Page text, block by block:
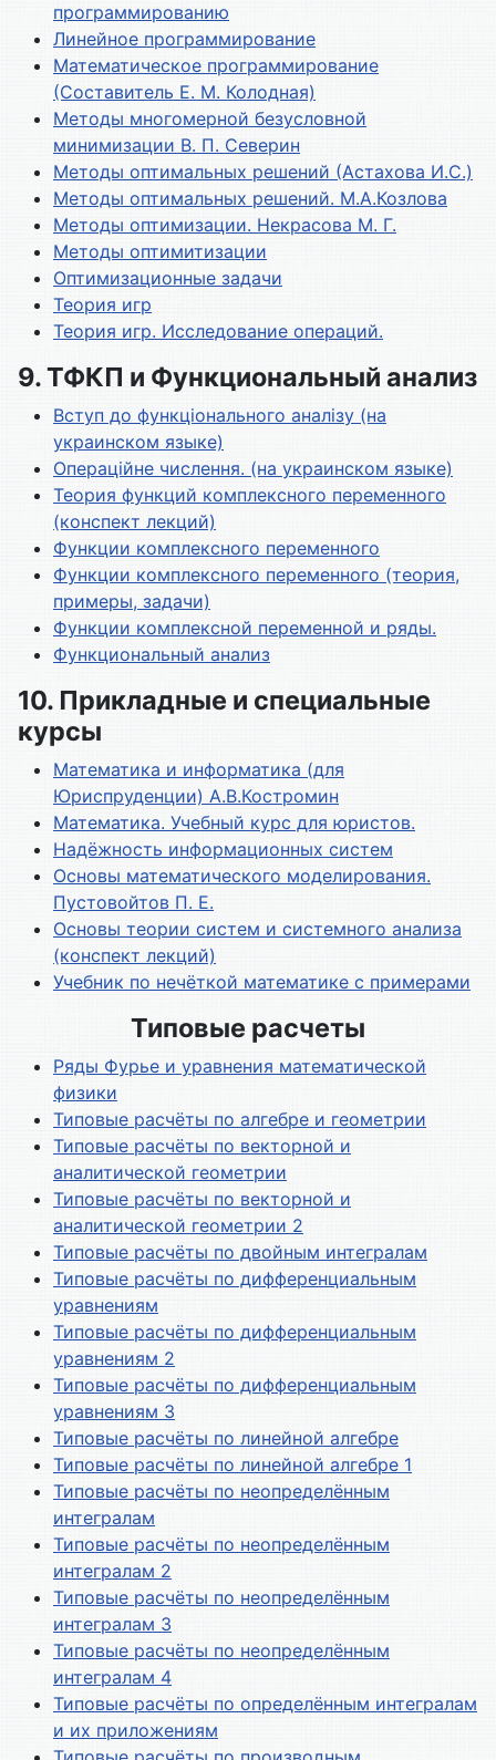
программированию
Линейное программирование
Математическое программирование
(Составитель Е. М. Колодная)
Методы многомерной безусловной
минимизации В. П. Северин
Методы оптимальных решений (Астахова И.С.)
Методы оптимальных решений. М.А.Козлова
Методы оптимизации. Некрасова М. Г.
Методы оптимитизации
Оптимизационные задачи
Теория игр
Теория игр. Исследование операций.
9. ТФКП и Функциональный анализ
Вступ до функціонального аналізу (на
украинском языке)
Операційне числення. (на украинском языке)
Теория функций комплексного переменного
(конспект лекций)
Функции комплексного переменного
Функции комплексного переменного (теория,
примеры, задачи)
Функции комплексной переменной и ряды.
Функциональный анализ
10. Прикладные и специальные
курсы
Математика и информатика (для
Юриспруденции) А.В.Костромин
Математика. Учебный курс для юристов.
Надёжность информационных систем
Основы математического моделирования.
Пустовойтов П. Е.
Основы теории систем и системного анализа
(конспект лекций)
Учебник по нечёткой математике с примерами
Типовые расчеты
Ряды Фурье и уравнения математической
физики
Типовые расчёты по алгебре и геометрии
Типовые расчёты по векторной и
аналитической геометрии
Типовые расчёты по векторной и
аналитической геометрии 2
Типовые расчёты по двойным интегралам
Типовые расчёты по дифференциальным
уравнениям
Типовые расчёты по дифференциальным
уравнениям 2
Типовые расчёты по дифференциальным
уравнениям 3
Типовые расчёты по линейной алгебре
Типовые расчёты по линейной алгебре 1
Типовые расчёты по неопределённым
интегралам
Типовые расчёты по неопределённым
интегралам 2
Типовые расчёты по неопределённым
интегралам 3
Типовые расчёты по неопределённым
интегралам 4
Типовые расчёты по определённым интегралам
и их приложениям